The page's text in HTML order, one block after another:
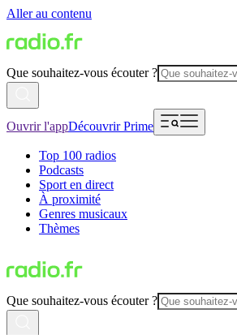
Aller au contenu
Que souhaitez-vous écouter ?
Ouvrir l'appDécouvrir Prime
Top 100 radios
Podcasts
Sport en direct
À proximité
Genres musicaux
Thèmes
Que souhaitez-vous écouter ?